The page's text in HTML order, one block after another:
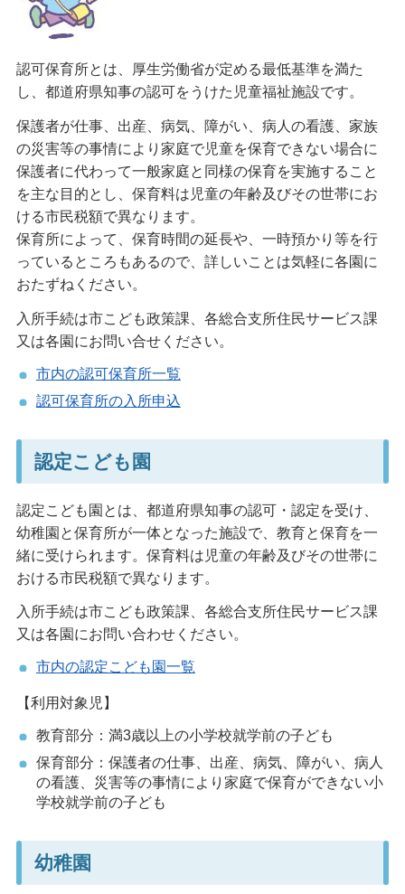
認可保育所とは、厚生労働省が定める最低基準を満た
し、都道府県知事の認可をうけた児童福祉施設です。
保護者が仕事、出産、病気、障がい、病人の看護、家族
の災害等の事情により家庭で児童を保育できない場合に
保護者に代わって一般家庭と同様の保育を実施すること
を主な目的とし、保育料は児童の年齢及びその世帯にお
ける市民税額で異なります。
保育所によって、保育時間の延長や、一時預かり等を行
っているところもあるので、詳しいことは気軽に各園に
おたずねください。
入所手続は市こども政策課、各総合支所住民サービス課
又は各園にお問い合せください。
市内の認可保育所一覧
認可保育所の入所申込
認定こども園
認定こども園とは、都道府県知事の認可・認定を受け、
幼稚園と保育所が一体となった施設で、教育と保育を一
緒に受けられます。保育料は児童の年齢及びその世帯に
おける市民税額で異なります。
入所手続は市こども政策課、各総合支所住民サービス課
又は各園にお問い合わせください。
市内の認定こども園一覧
【利用対象児】
教育部分：満3歳以上の小学校就学前の子ども
保育部分：保護者の仕事、出産、病気、障がい、病人
の看護、災害等の事情により家庭で保育ができない小
学校就学前の子ども
幼稚園